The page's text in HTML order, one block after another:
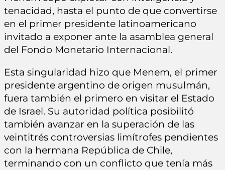
tenacidad, hasta el punto de que convertirse
en el primer presidente latinoamericano
invitado a exponer ante la asamblea general
del Fondo Monetario Internacional.
Esta singularidad hizo que Menem, el primer
presidente argentino de origen musulmán,
fuera también el primero en visitar el Estado
de Israel. Su autoridad política posibilitó
también avanzar en la superación de las
veintitrés controversias limítrofes pendientes
con la hermana República de Chile,
terminando con un conflicto que tenía más